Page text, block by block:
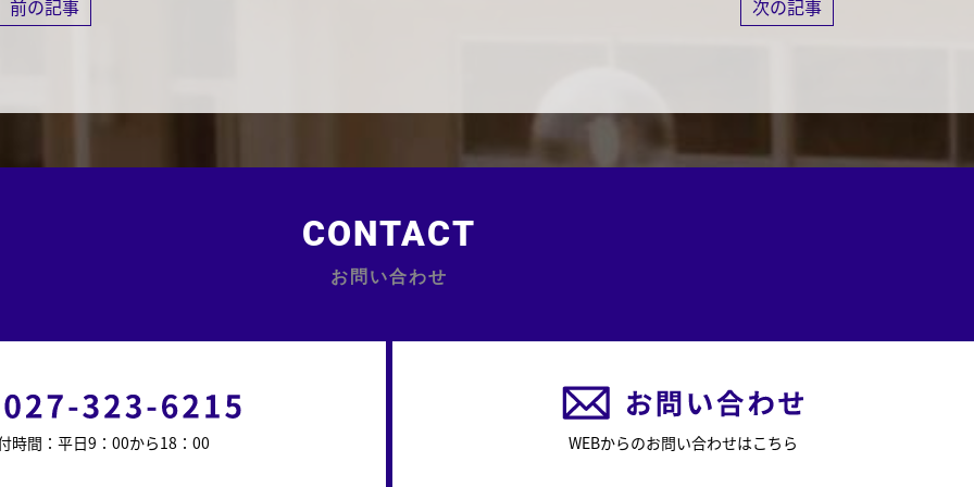
前の記事 次の記事
CONTACT
お問い合わせ
時間：平日9：00から18：00 WEBからのお問い合わせはこちら